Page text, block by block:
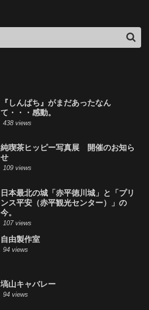
『しんぱち』がまだあったなん
て・・・感動。
438 views
純喫茶ヒッピー写真展 開催のお知ら
せ
109 views
日本最北の城「赤平徳川城」と「プリ
ンス平安（赤平観光センター）」の
今。
107 views
自由製作室
94 views
塙山キャバレー
94 views